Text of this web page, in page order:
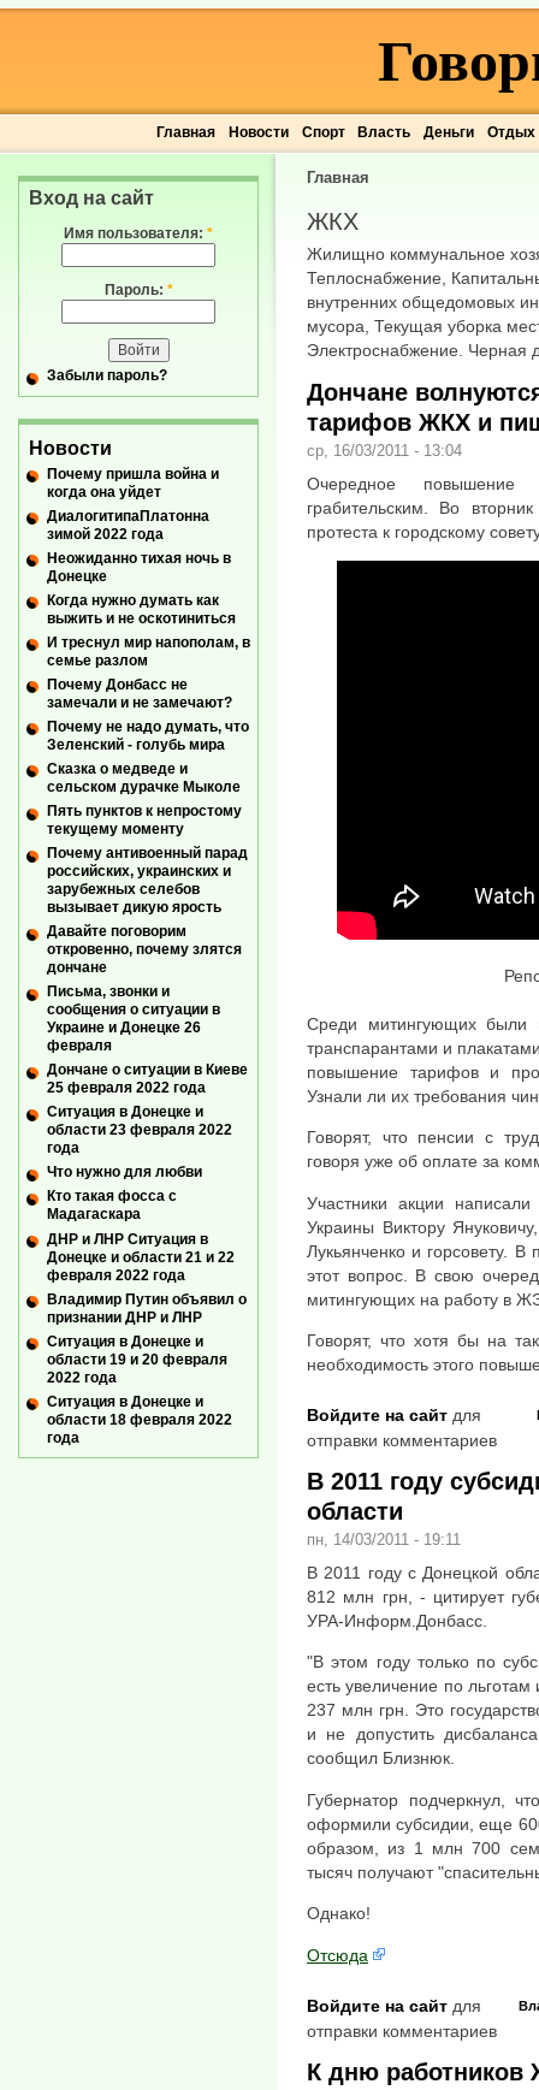
Главная Новости Спорт Власть Деньги Отдых
Главная
ЖКХ
Жилищно коммунальное
Теплоснабжение,
внутренних общедомовых
мусора, Текущая уборка
Электроснабжение. Черная
Дончане
тарифов ЖКХ и
ср, 16/03/2011 - 13:04
Очередное
грабительским. Во
протеста к городскому
Среди митингующих были
транспарантами и
повышение тарифов и
Узнали ли их требования
Говорят, что пенсии с
говоря уже об оплате за
Участники акции
Украины Виктору
Лукьянченко и горсовету.
этот вопрос. В свою
митингующих на работу в
Говорят, что хотя бы на
необходимость этого
Войдите на сайт для
отправки комментариев
В 2011 году
области
пн, 14/03/2011 - 19:11
В 2011 году с Донецкой
812 млн грн, - цитирует
УРА-Информ.Донбасс.
"В этом году только по
есть увеличение по
237 млн грн. Это
и не допустить
сообщил Близнюк.
Губернатор подчеркнул,
оформили субсидии, еще
образом, из 1 млн 700
тысяч получают
Однако!
Отсюда
Войдите на сайт для
отправки комментариев
К дню работников
Вход на сайт
Имя пользователя: *
Пароль: *
Забыли пароль?
Новости
Почему пришла война и
когда она уйдет
ДиалогитипаПлатонна
зимой 2022 года
Неожиданно тихая ночь в
Донецке
Когда нужно думать как
выжить и не оскотиниться
И треснул мир напополам, в
семье разлом
Почему Донбасс не
замечали и не замечают?
Почему не надо думать, что
Зеленский - голубь мира
Сказка о медведе и
сельском дурачке Мыколе
Пять пунктов к непростому
текущему моменту
Почему антивоенный парад
российских, украинских и
зарубежных селебов
вызывает дикую ярость
Давайте поговорим
откровенно, почему злятся
дончане
Письма, звонки и
сообщения о ситуации в
Украине и Донецке 26
февраля
Дончане о ситуации в Киеве
25 февраля 2022 года
Ситуация в Донецке и
области 23 февраля 2022
года
Что нужно для любви
Кто такая фосса с
Мадагаскара
ДНР и ЛНР Ситуация в
Донецке и области 21 и 22
февраля 2022 года
Владимир Путин объявил о
признании ДНР и ЛНР
Ситуация в Донецке и
области 19 и 20 февраля
2022 года
Ситуация в Донецке и
области 18 февраля 2022
года